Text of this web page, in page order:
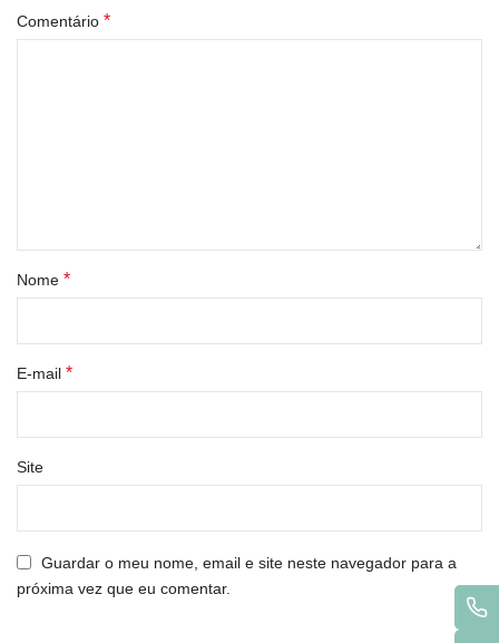
Comentário *
Nome *
E-mail *
Site
Guardar o meu nome, email e site neste navegador para a
próxima vez que eu comentar.